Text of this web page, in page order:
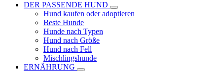
DER PASSENDE HUND
Hund kaufen oder adoptieren
Beste Hunde
Hunde nach Typen
Hund nach Größe
Hund nach Fell
Mischlingshunde
ERNÄHRUNG